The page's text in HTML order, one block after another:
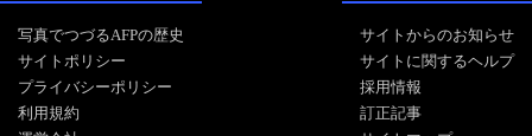
写真でつづるAFPの歴史
サイトポリシー
プライバシーポリシー
利用規約
サイトからのお知らせ
サイトに関するヘルプ
採用情報
訂正記事